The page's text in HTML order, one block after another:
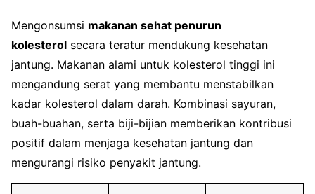
Mengonsumsi makanan sehat penurun
kolesterol secara teratur mendukung kesehatan
jantung. Makanan alami untuk kolesterol tinggi ini
mengandung serat yang membantu menstabilkan
kadar kolesterol dalam darah. Kombinasi sayuran,
buah-buahan, serta biji-bijian memberikan kontribusi
positif dalam menjaga kesehatan jantung dan
mengurangi risiko penyakit jantung.